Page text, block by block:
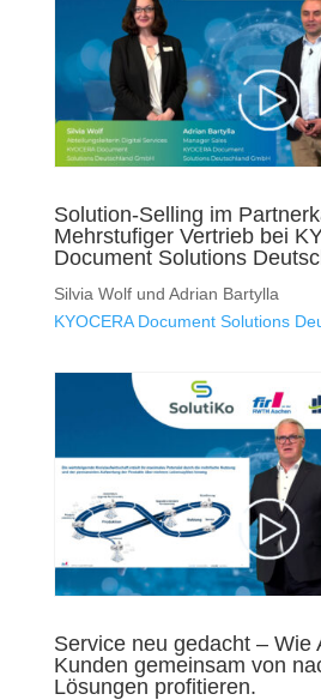
Solution-Selling im
Mehrstufiger Vertrieb bei
Document Solutions
Silvia Wolf und Adrian Bartylla
KYOCERA Document Solutions
Service neu gedacht – Wie
Kunden gemeinsam von
Lösungen profitieren.